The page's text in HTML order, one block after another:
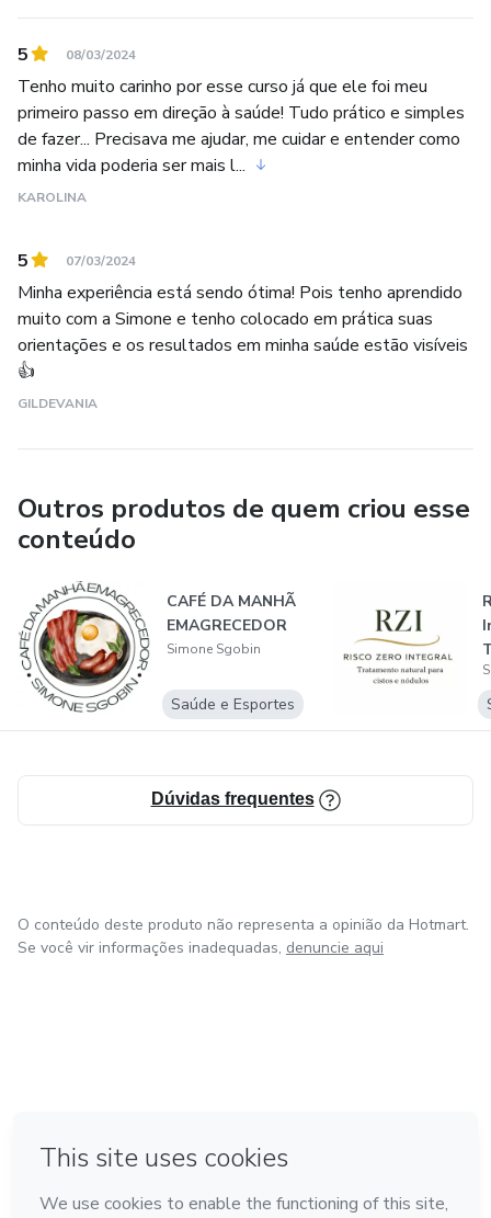
para ajudar as pessoas a retomarem as rédeas de sua
saúde e bem-estar de forma simples e com excelentes
5 08/03/2024
Tenho muito carinho por esse curso já que ele foi meu
primeiro passo em direção à saúde! Tudo prático e simples
de fazer... Precisava me ajudar, me cuidar e entender como
minha vida poderia ser mais l...
KAROLINA
5 07/03/2024
Minha experiência está sendo ótima! Pois tenho aprendido
muito com a Simone e tenho colocado em prática suas
orientações e os resultados em minha saúde estão visíveis
👍
GILDEVANIA
Outros produtos de quem criou esse
conteúdo
CAFÉ DA MANHÃ
EMAGRECEDOR
Simone Sgobin
Saúde e Esportes
Dúvidas frequentes
O conteúdo deste produto não representa a opinião da Hotmart.
Se você vir informações inadequadas, denuncie aqui
Feito com ❤ em Bogotá